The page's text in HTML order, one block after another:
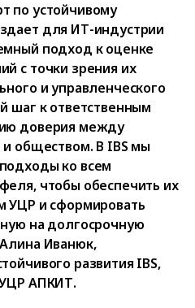
по устойчивому
для ИТ-индустрии
подход к оценке
с точки зрения их
и управленческого
шаг к ответственным
доверия между
и обществом. В IBS мы
ко всем
чтобы обеспечить их
УЦР и сформировать
на долгосрочную
Иванюк,
развития IBS,
АПКИТ.